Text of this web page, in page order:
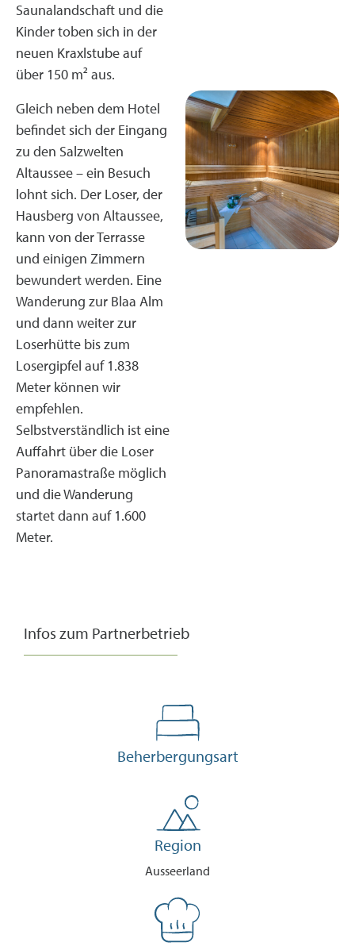
Saunalandschaft und die
Kinder toben sich in der
neuen Kraxlstube auf
über 150 m² aus.
Gleich neben dem Hotel
befindet sich der Eingang
zu den Salzwelten
Altaussee – ein Besuch
lohnt sich. Der Loser, der
Hausberg von Altaussee,
kann von der Terrasse
und einigen Zimmern
bewundert werden. Eine
Wanderung zur Blaa Alm
und dann weiter zur
Loserhütte bis zum
Losergipfel auf 1.838
Meter können wir
empfehlen.
Selbstverständlich ist eine
Auffahrt über die Loser
Panoramastraße möglich
und die Wanderung
startet dann auf 1.600
Meter.
Infos zum Partnerbetrieb
Beherbergungsart
Region
Ausseerland